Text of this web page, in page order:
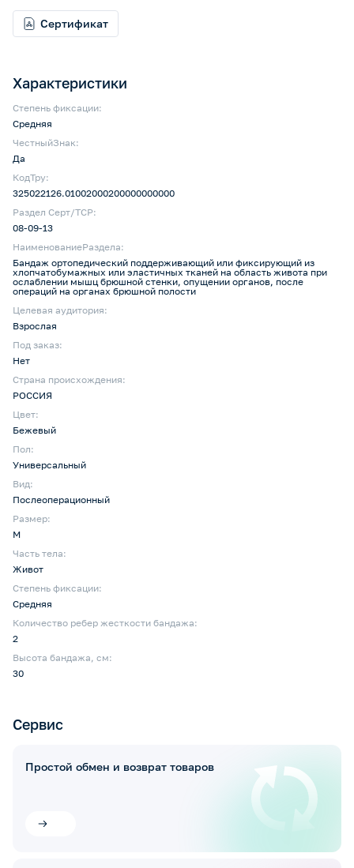
Характеристики
Степень фиксации:
Средняя
ЧестныйЗнак:
Да
КодТру:
325022126.01002000200000000000
Раздел Серт/ТСР:
08-09-13
НаименованиеРаздела:
Бандаж ортопедический поддерживающий или фиксирующий из
хлопчатобумажных или эластичных тканей на область живота при
ослаблении мышц брюшной стенки, опущении органов, после
операций на органах брюшной полости
Целевая аудитория:
Взрослая
Под заказ:
Нет
Страна происхождения:
РОССИЯ
Цвет:
Бежевый
Пол:
Универсальный
Вид:
Послеоперационный
Размер:
M
Часть тела:
Живот
Степень фиксации:
Средняя
Количество ребер жесткости бандажа:
2
Высота бандажа, см:
30
Сертификат
Сервис
Простой обмен и возврат товаров